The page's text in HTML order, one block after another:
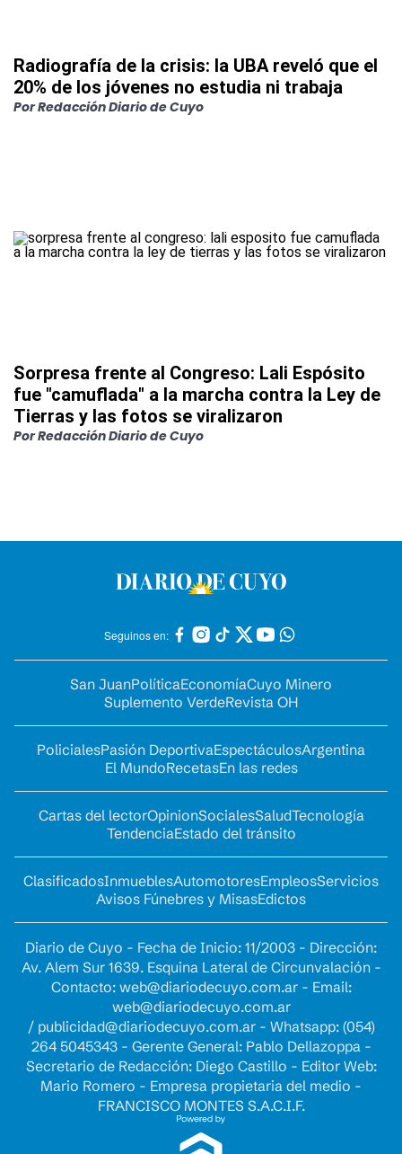
Radiografía de la crisis: la UBA reveló que el
20% de los jóvenes no estudia ni trabaja
PorRedacción Diario de Cuyo
Sorpresa frente al Congreso: Lali Espósito
fue "camuflada" a la marcha contra la Ley de
Tierras y las fotos se viralizaron
PorRedacción Diario de Cuyo
Seguinos en:
San JuanPolíticaEconomíaCuyo Minero
Suplemento VerdeRevista OH
PolicialesPasión DeportivaEspectáculosArgentina
El MundoRecetasEn las redes
Cartas del lectorOpinionSocialesSaludTecnología
TendenciaEstado del tránsito
ClasificadosInmueblesAutomotoresEmpleosServicios
Avisos Fúnebres y MisasEdictos
Diario de Cuyo - Fecha de Inicio: 11/2003 - Dirección:
Av. Alem Sur 1639. Esquina Lateral de Circunvalación -
Contacto: web@diariodecuyo.com.ar- Email:
web@diariodecuyo.com.ar
/ publicidad@diariodecuyo.com.ar- Whatsapp: (054)
264 5045343 - Gerente General: Pablo Dellazoppa -
Secretario de Redacción: Diego Castillo - Editor Web:
Mario Romero - Empresa propietaria del medio -
FRANCISCO MONTES S.A.C.I.F.